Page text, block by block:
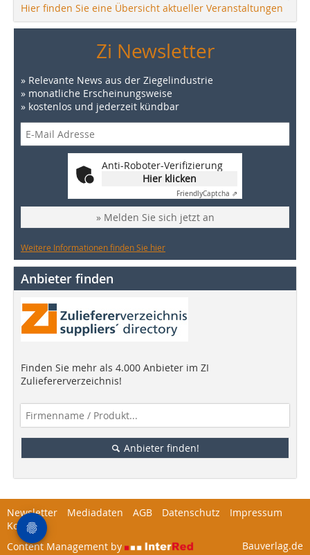
Hier finden Sie eine Übersicht aktueller Veranstaltungen
Zi Newsletter
» Relevante News aus der Ziegelindustrie
» monatliche Erscheinungsweise
» kostenlos und jederzeit kündbar
Anti-Roboter-Verifizierung
Hier klicken
FriendlyCaptcha ⇗
» Melden Sie sich jetzt an
Weitere Informationen finden Sie hier
Anbieter finden
Finden Sie mehr als 4.000 Anbieter im ZI
Zuliefererverzeichnis!
Anbieter finden!
Newsletter Mediadaten AGB Datenschutz
Impressum
Kontakt
Content Management by
Bauverlag.de